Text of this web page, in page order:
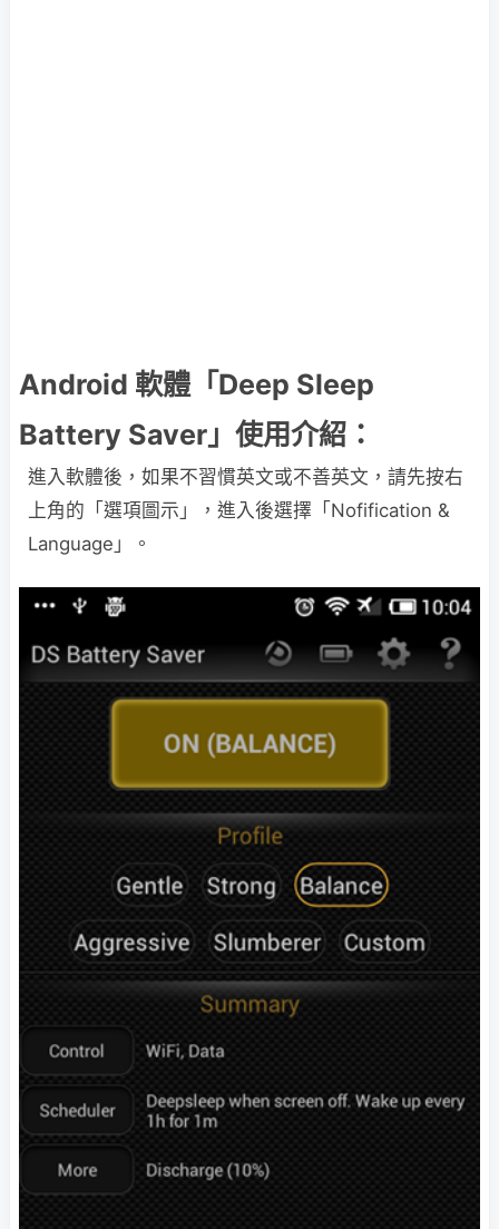
Android 軟體「Deep Sleep
Battery Saver」使用介紹：
進入軟體後，如果不習慣英文或不善英文，請先按右
上角的「選項圖示」，進入後選擇「Nofification &
Language」。